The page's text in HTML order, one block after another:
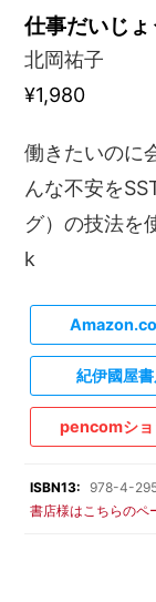
仕事だいじょ
北岡祐子
¥1,980
働きたいのに
んな不安を
グ）の技法を
k
紀伊國屋
pencomシ
ISBN13:
978-4-
書店様はこちらの